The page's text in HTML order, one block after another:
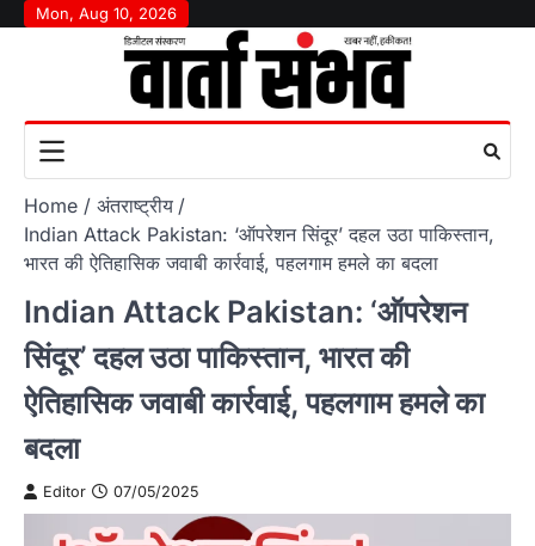
SkipMon, Aug 10, 2026
Home
अंतराष्‍ट्रीय
Indian Attack Pakistan: ‘ऑपरेशन सिंदूर’ दहल उठा पाकिस्तान,
भारत की ऐतिहासिक जवाबी कार्रवाई, पहलगाम हमले का बदला
Indian Attack Pakistan: ‘ऑपरेशन
सिंदूर’ दहल उठा पाकिस्तान, भारत की
ऐतिहासिक जवाबी कार्रवाई, पहलगाम हमले का
बदला
Editor 07/05/2025